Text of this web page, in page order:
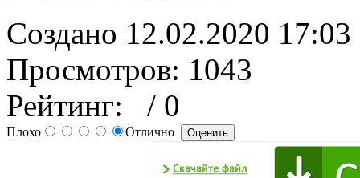
Создано 12.02.2020 17:03
Просмотров: 1043
Рейтинг:
/ 0
Плохо Отлично